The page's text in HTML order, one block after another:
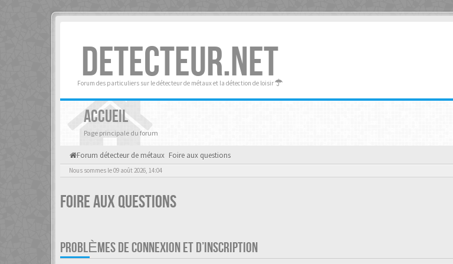
DETECTEUR.NET
Forum des particuliers sur le détecteur de métaux et la détection de loisir
ACCUEIL
Page principale du forum
Forum détecteur de métaux Foire aux questions
Nous sommes le 09 août 2026, 14:04
Foire aux questions
PROBLÈMES DE CONNEXION ET D’INSCRIPTION